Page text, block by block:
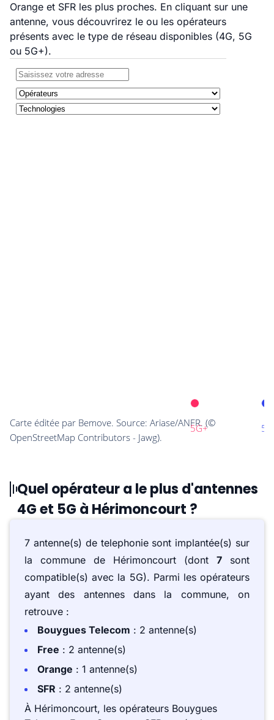
Orange et SFR les plus proches. En cliquant sur une
antenne, vous découvrirez le ou les opérateurs
présents avec le type de réseau disponibles (4G, 5G
ou 5G+).
Quel opérateur a le plus d'antennes
4G et 5G à Hérimoncourt ?
7 antenne(s) de telephonie sont implantée(s) sur
la commune de Hérimoncourt (dont 7 sont
compatible(s) avec la 5G). Parmi les opérateurs
ayant des antennes dans la commune, on
retrouve :
Bouygues Telecom : 2 antenne(s)
Free : 2 antenne(s)
Orange : 1 antenne(s)
SFR : 2 antenne(s)
À Hérimoncourt, les opérateurs Bouygues